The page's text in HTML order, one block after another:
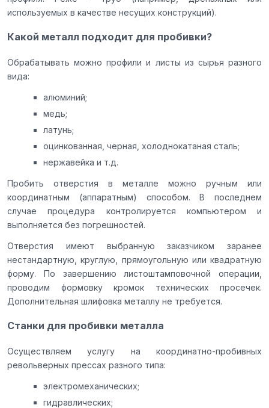
используемых в качестве несущих конструкций).
Какой металл подходит для пробивки?
Обрабатывать можно профили и листы из сырья разного
вида:
алюминий;
медь;
латунь;
оцинкованная, черная, холоднокатаная сталь;
нержавейка и т.д.
Пробить отверстия в металле можно ручным или
координатным (аппаратным) способом. В последнем
случае процедура контролируется компьютером и
выполняется без погрешностей.
Отверстия имеют выбранную заказчиком заранее
нестандартную, круглую, прямоугольную или квадратную
форму. По завершению листоштамповочной операции,
проводим формовку кромок технических просечек.
Дополнительная шлифовка металлу не требуется.
Станки для пробивки металла
Осуществляем услугу на координатно-пробивных
револьверных прессах разного типа:
электромеханических;
гидравлических;